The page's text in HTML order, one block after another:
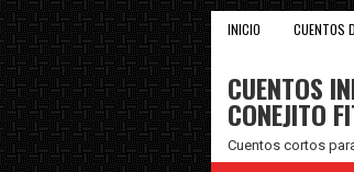
INICIO CUENTOS
CUENTOS
CONEJITO
Cuentos cortos